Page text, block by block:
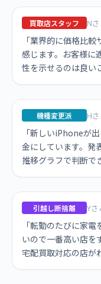
買取店スタッフ N
「業界的に価格比
感じます。お客様に
性を示せるのは良い
機種変更派 H
「新しいiPhoneが
金にしています。発
推移グラフで判断で
引越し断捨離 Yさ
「転勤のたびに家
いので一番高い店を
宅配買取対応の店が